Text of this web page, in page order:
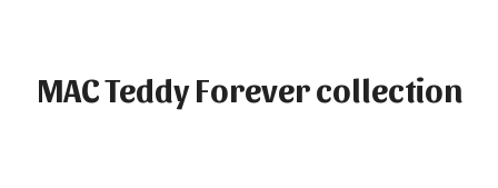
MAC Teddy Forever collection